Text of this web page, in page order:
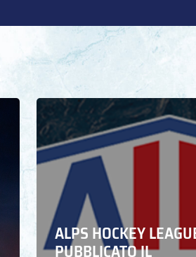
ALPS HOCKEY
PUBBLICATO IL